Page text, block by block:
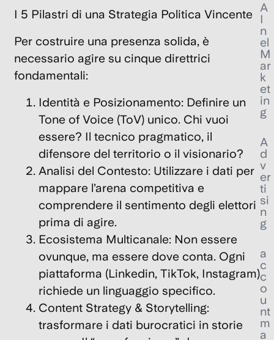
I 5 Pilastri di una Strategia Politica Vincente
Per costruire una presenza solida, è
necessario agire su cinque direttrici
fondamentali:
Identità e Posizionamento: Definire un
Tone of Voice (ToV) unico. Chi vuoi
essere? Il tecnico pragmatico, il
difensore del territorio o il visionario?
Analisi del Contesto: Utilizzare i dati per
mappare l’arena competitiva e
comprendere il sentimento degli elettori
prima di agire.
Ecosistema Multicanale: Non essere
ovunque, ma essere dove conta. Ogni
piattaforma (Linkedin, TikTok, Instagram)
richiede un linguaggio specifico.
Content Strategy & Storytelling:
trasformare i dati burocratici in storie
A
I
n
el
M
ar
k
et
in
g
A
d
v
er
ti
si
n
g
a
c
c
o
u
nt
m
a